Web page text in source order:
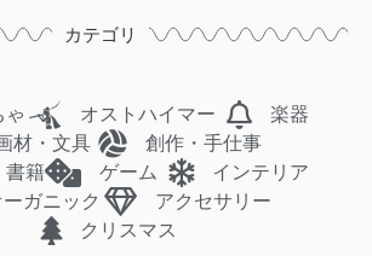
カテゴリ
ゃ オストハイマー
楽器
材・文具
創作・手仕事
書籍
ゲーム
インテリア
ーガニック
アクセサリー
クリスマス